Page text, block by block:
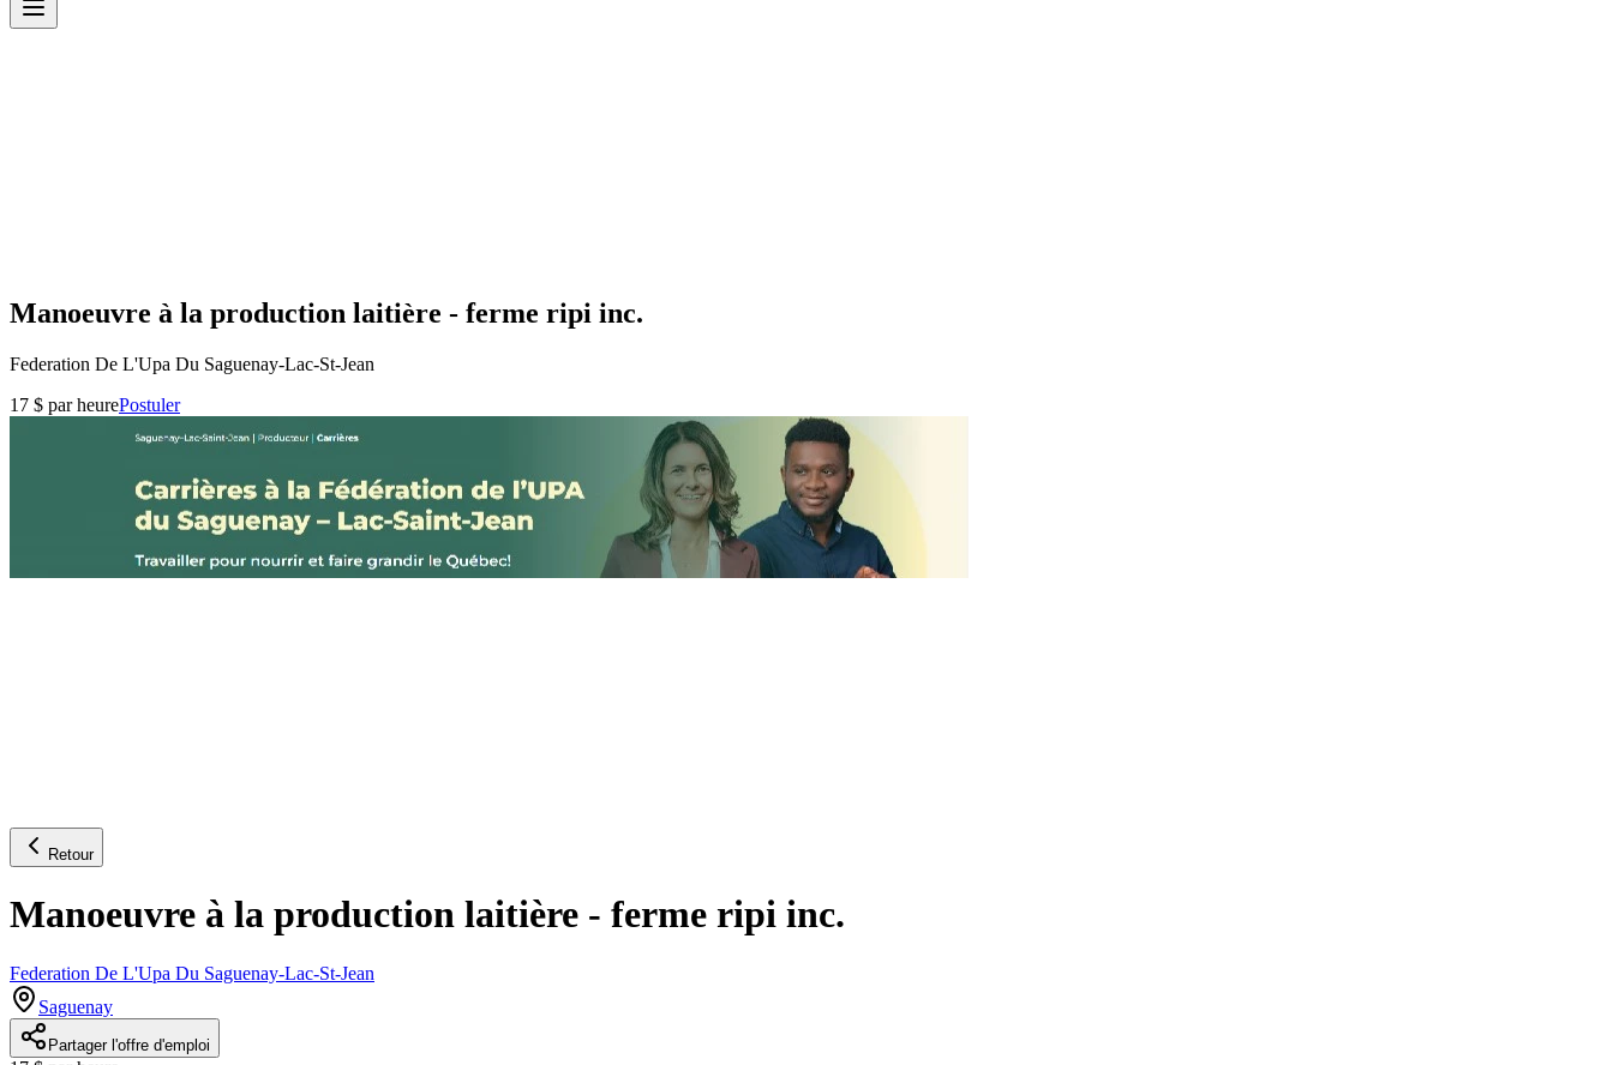
Manoeuvre à la production laitière - ferme ripi inc.
Federation De L'Upa Du Saguenay-Lac-St-Jean
17 $ par heurePostuler
Retour
Manoeuvre à la production laitière - ferme ripi inc.
Federation De L'Upa Du Saguenay-Lac-St-Jean
Saguenay
Partager l'offre d'emploi